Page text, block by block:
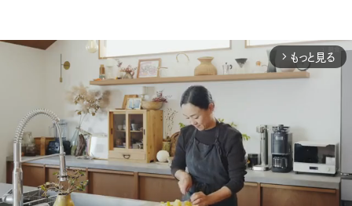
arrow_forward_ios もっと見る